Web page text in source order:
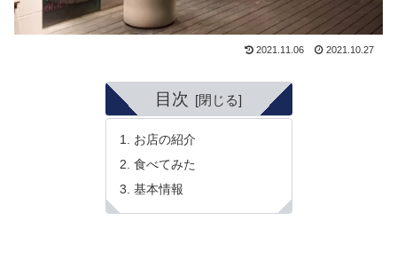
2021.11.06 2021.10.27
目次
お店の紹介
食べてみた
基本情報